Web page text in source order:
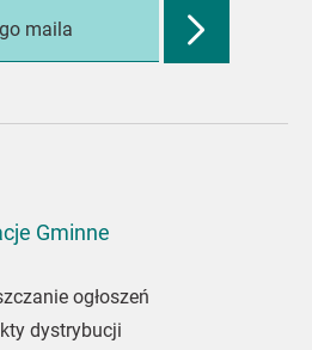
Gminne
ogłoszeń
dystrybucji